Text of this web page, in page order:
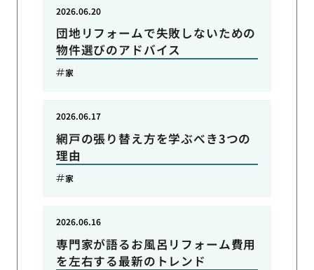
団地リフォームで失敗しないための
物件選びのアドバイス
2026.06.20
家
網戸の張り替え方を学ぶべき3つの
理由
2026.06.17
家
専門家が語るお風呂リフォーム費用
を左右する最新のトレンド
2026.06.16